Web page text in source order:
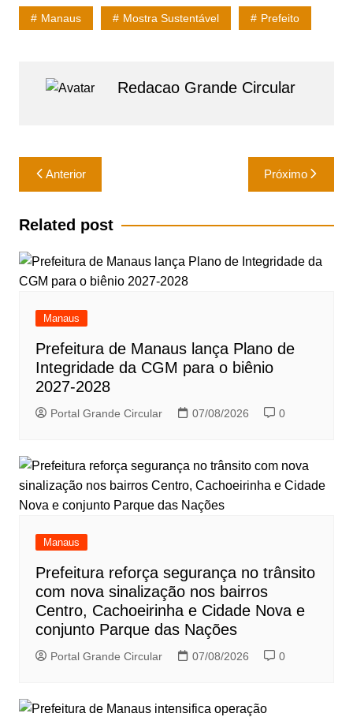
at
p
c
o
ai ar
Manaus Mostra Sustentável Prefeito
Redacao Grande Circular
Navegação
de
Post
Anterior Próximo
Related post
Manaus
Prefeitura de Manaus lança Plano de
Integridade da CGM para o biênio
2027-2028
Portal Grande Circular 07/08/2026 0
Manaus
Prefeitura reforça segurança no trânsito
com nova sinalização nos bairros
Centro, Cachoeirinha e Cidade Nova e
conjunto Parque das Nações
Portal Grande Circular 07/08/2026 0